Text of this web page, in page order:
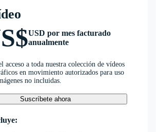
USD por mes facturado
anualmente
acceso a toda nuestra colección de vídeos
en movimiento autorizados para uso
no incluidas.
Suscríbete ahora